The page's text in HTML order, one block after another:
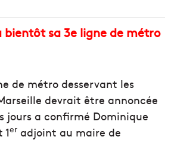
bientôt sa 3e ligne de métro
de métro desservant les
devrait être annoncée
jours a confirmé Dominique
1er adjoint au maire de